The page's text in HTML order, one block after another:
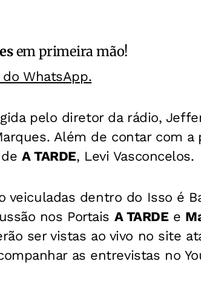
em primeira mão!
WhatsApp.
pelo diretor da rádio,
Além de contar com
A TARDE, Levi Vasconcelos.
veiculadas dentro do Isso é
nos Portais A TARDEe
ser vistas ao vivo no site
as entrevistas no